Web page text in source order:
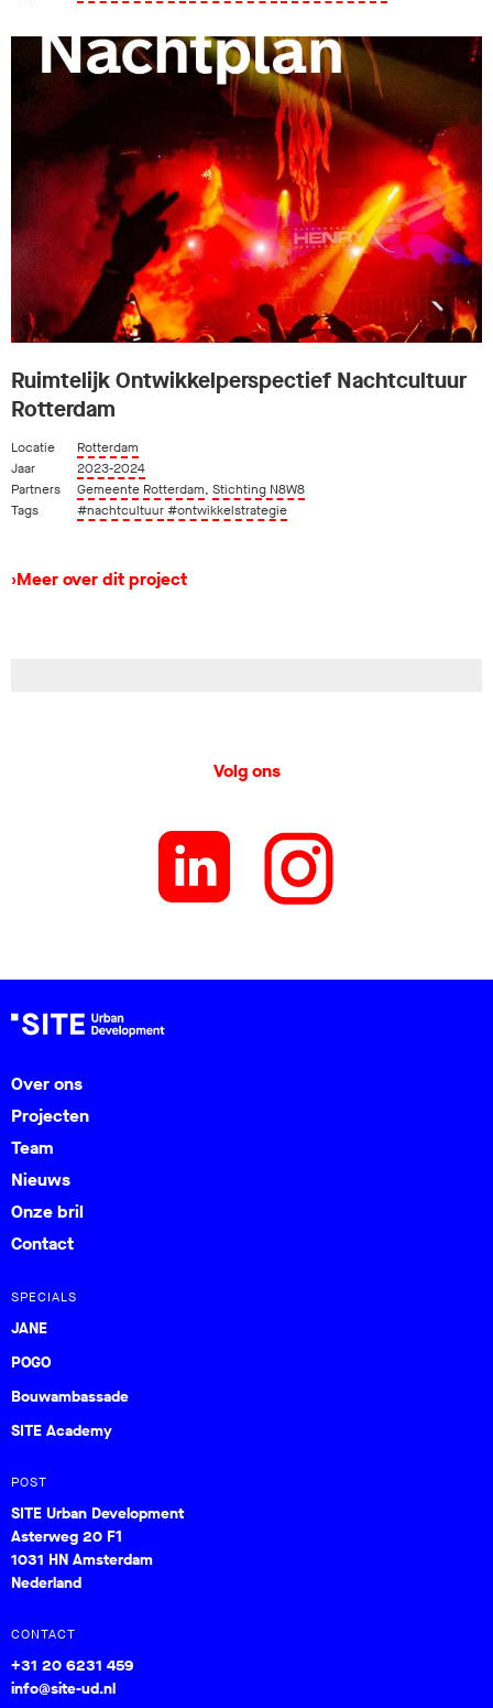
Ruimtelijk Ontwikkelperspectief Nachtcultuur
Rotterdam
Locatie
Rotterdam
Jaar
2023-2024
Partners
Gemeente Rotterdam, Stichting N8W8
Tags
#nachtcultuur#ontwikkelstrategie
›Meer over dit project
Volg ons
Over ons
Projecten
Team
Nieuws
Onze bril
Contact
SPECIALS
JANE
POGO
Bouwambassade
SITE Academy
POST
SITE Urban Development
Asterweg 20 F1
1031 HN Amsterdam
Nederland
CONTACT
+31 20 6231 459
info@site-ud.nl